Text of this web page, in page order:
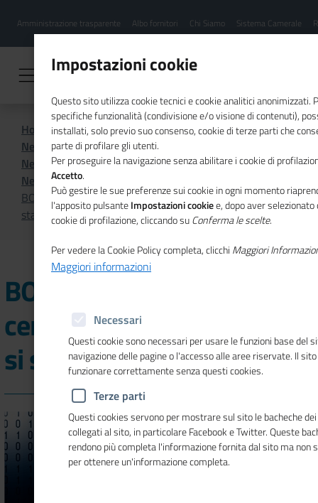
contenuto
Menu
hamburgher
Amministrazione trasparente Albo fornitori Chi Siamo Sistema Camerale
Home
Sistema Camerale
News dal sistema camerale
News dal sistema camerale - Archivio 2022
News dal sistema camerale - Archivio agosto 2022
BOLOGNA - Export, certificati di origine e visti si
stampano in azienda
BOLOGNA - Export,
certificati di origine e visti
si stampano in azienda
Impostazioni cookie
Questo sito utilizza cookie tecnici e cookie analitici anonimizzati.
specifiche funzionalità (condivisione e/o visione di contenuti),
installati, solo previo suo consenso, cookie di terze parti che
parte di profilare gli utenti.
Per proseguire la navigazione senza abilitare i cookie di
Accetto.
Può gestire le sue preferenze sui cookie in ogni momento
l'apposito pulsanteImpostazioni cookiee, dopo aver
cookie di profilazione, cliccando suConferma le scelte.
Per vedere la Cookie Policy completa, clicchi Maggiori
Maggiori informazioni
Necessari
Questi cookie sono necessari per usare le funzioni base del
navigazione delle pagine o l'accesso alle aree riservate. Il
funzionare correttamente senza questi cookies.
Terze parti
Questi cookies servono per mostrare sul sito le bacheche
collegati al sito, in particolare Facebook e Twitter. Queste
rendono più completa l'informazione fornita dal sito ma non
per ottenere un'informazione completa.